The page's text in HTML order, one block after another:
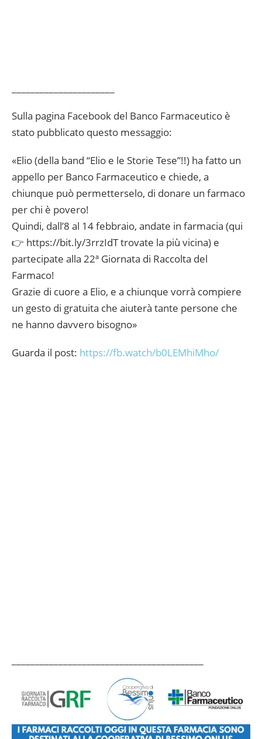
Sulla pagina Facebook del Banco Farmaceutico è
stato pubblicato questo messaggio:
«Elio (della band “Elio e le Storie Tese”!!) ha fatto un
appello per Banco Farmaceutico e chiede, a
chiunque può permetterselo, di donare un farmaco
per chi è povero!
Quindi, dall’8 al 14 febbraio, andate in farmacia (qui
👉 https://bit.ly/3rrzIdT trovate la più vicina) e
partecipate alla 22ª Giornata di Raccolta del
Farmaco!
Grazie di cuore a Elio, e a chiunque vorrà compiere
un gesto di gratuita che aiuterà tante persone che
ne hanno davvero bisogno»
Guarda il post: https://fb.watch/b0LEMhiMho/